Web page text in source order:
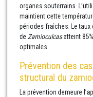
organes souterrains.
maintient cette
périodes fraîches. Le
de Zamioculcasatteint
optimales.
Prévention des
structural du
La prévention demeure